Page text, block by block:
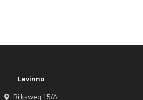
Lavinno
Rijksweg 15/A